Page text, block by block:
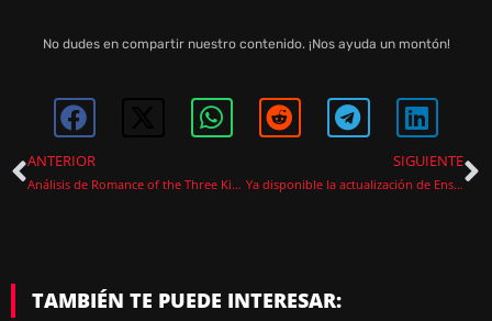
No dudes en compartir nuestro contenido. ¡Nos ayuda un montón!
ANTERIOR
Análisis de Romance of the Three Kingdoms 8 Remake
SIGUIENTE
Ya disponible la actualización de Enshrouded más grande hasta la fecha: Souls of the Frozen Frontier
TAMBIÉN TE PUEDE INTERESAR: